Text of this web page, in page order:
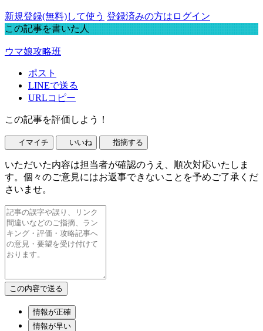
新規登録(無料)して使う 登録済みの方はログイン
この記事を書いた人
ウマ娘攻略班
ポスト
LINEで送る
URLコピー
この記事を評価しよう！
イマイチ いいね 指摘する
いただいた内容は担当者が確認のうえ、順次対応いたしま
す。個々のご意見にはお返事できないことを予めご了承くだ
さいませ。
情報が正確
情報が早い